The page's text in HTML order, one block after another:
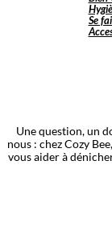
Se
Une question, un
nous : chez Cozy
vous aider à